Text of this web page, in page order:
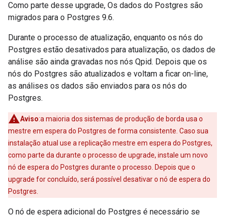
Como parte desse upgrade, Os dados do Postgres são
migrados para o Postgres 9.6.
Durante o processo de atualização, enquanto os nós do
Postgres estão desativados para atualização, os dados de
análise são ainda gravadas nos nós Qpid. Depois que os
nós do Postgres são atualizados e voltam a ficar on-line,
as análises os dados são enviados para os nós do
Postgres.
Aviso:a maioria dos sistemas de produção de borda usa o
mestre em espera do Postgres de forma consistente. Caso sua
instalação atual use a replicação mestre em espera do Postgres,
como parte da durante o processo de upgrade, instale um novo
nó de espera do Postgres durante o processo. Depois que o
upgrade for concluído, será possível desativar o nó de espera do
Postgres.
O nó de espera adicional do Postgres é necessário se